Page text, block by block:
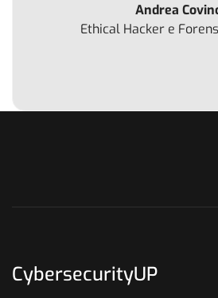
Andrea
Ethical Hacker e
CybersecurityUP